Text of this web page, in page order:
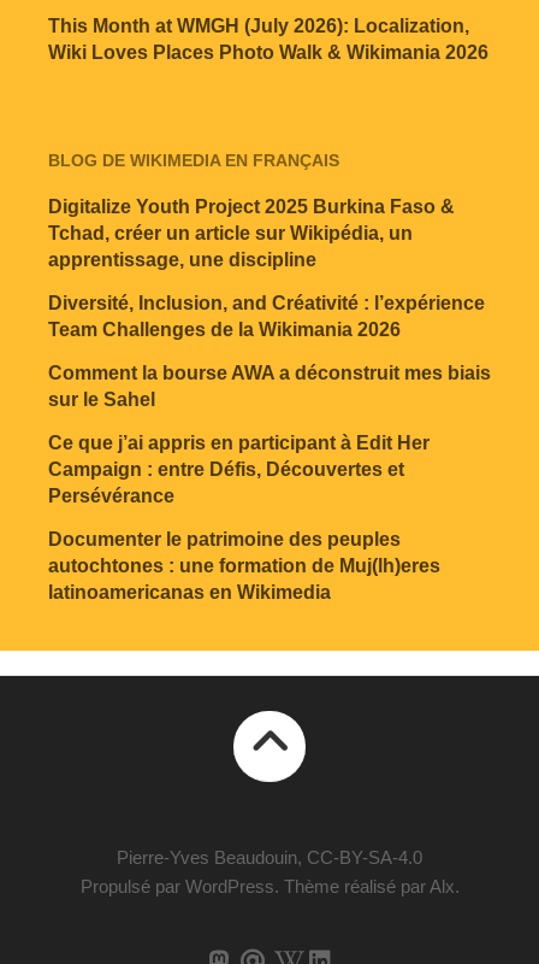
This Month at WMGH (July 2026): Localization,
Wiki Loves Places Photo Walk & Wikimania 2026
BLOG DE WIKIMEDIA EN FRANÇAIS
Digitalize Youth Project 2025 Burkina Faso &
Tchad, créer un article sur Wikipédia, un
apprentissage, une discipline
Diversité, Inclusion, and Créativité : l’expérience
Team Challenges de la Wikimania 2026
Comment la bourse AWA a déconstruit mes biais
sur le Sahel
Ce que j’ai appris en participant à Edit Her
Campaign : entre Défis, Découvertes et
Persévérance
Documenter le patrimoine des peuples
autochtones : une formation de Muj(lh)eres
latinoamericanas en Wikimedia
Pierre-Yves Beaudouin, CC-BY-SA-4.0
Propulsé par WordPress. Thème réalisé parAlx.